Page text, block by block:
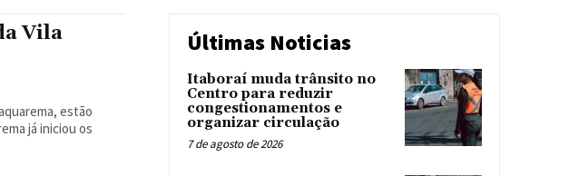
Vila
estão
já iniciou os
Últimas Noticias
Itaboraí muda trânsito no
Centro para reduzir
congestionamentos e
organizar circulação
7 de agosto de 2026